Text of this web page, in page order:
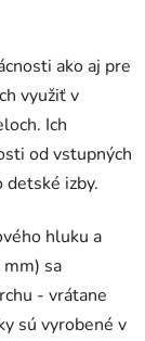
ako aj pre
využiť v
Ich
od vstupných
detské izby.
hluku a
sa
- vrátane
sú vyrobené v